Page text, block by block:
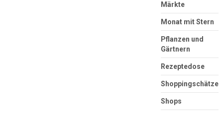
Märkte
Monat mit Stern
Pflanzen und
Gärtnern
Rezeptedose
Shoppingschätze
Shops